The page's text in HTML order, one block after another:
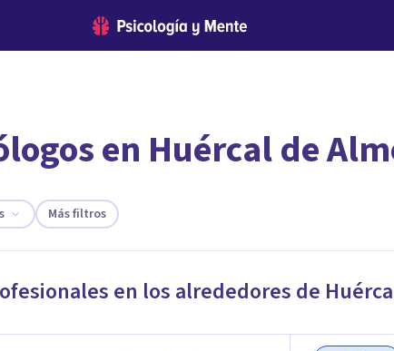
el psicólogo adecuado?
en Huércal de
Más filtros
en los alrededores de